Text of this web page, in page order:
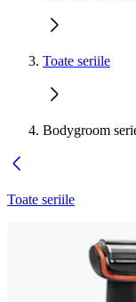
Toate seriile
Bodygroom
Toate seriile